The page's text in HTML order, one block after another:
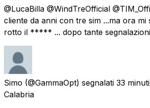
@LucaBilla @WindTreOfficial
cliente da anni con tre sim ...ma ora
rotto il ***** ... dopo tante
Simo (@GammaOpt) segnalati 33
Calabria